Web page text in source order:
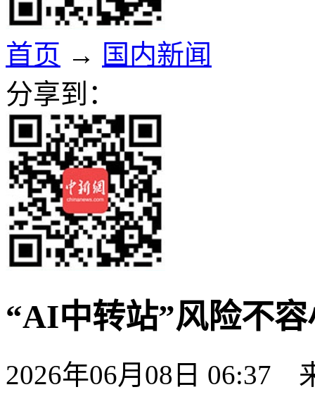
首页 → 国内新闻
分享到：
“AI中转站”风险不
2026年06月08日 06:37